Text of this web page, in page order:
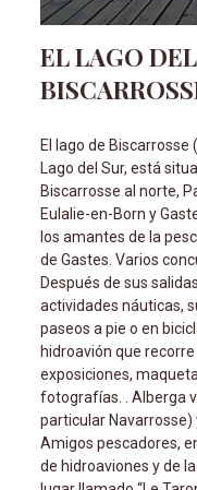
EL LAGO
El lago de Biscarrosse (3.600 hectáreas), a veces llamado
Lago del Sur, está
Biscarrosse al norte,
Eulalie-en-Born y
los amantes de la
de Gastes. Varios
Después de sus
actividades náuticas,
paseos a pie o en
hidroavión que
exposiciones,
fotografías. . Alberga
particular
Amigos pescadores,
de hidroaviones y de